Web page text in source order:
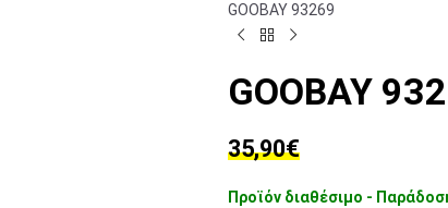
GOOBAY 93269
GOOBAY
35,90€
Προϊόν διαθέσιμο -